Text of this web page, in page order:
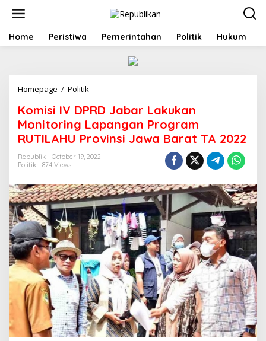
t
Home Peristiwa Pemerintahan Politik Hukum
Homepage / Politik
m
s
I
P
R
D
J
a
b
a
r
L
a
k
u
k
a
n
Komisi IV DPRD Jabar Lakukan
Monitoring Lapangan Program
RUTILAHU Provinsi Jawa Barat TA 2022
Republik
October 19, 2022
Politik
874 Views